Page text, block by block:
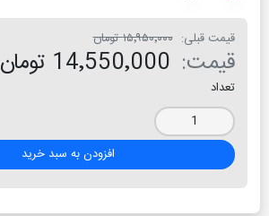
قیمت قبلی: ۱۵٬۹۵۰٬۰۰۰ تومان
قیمت: 14٬550٬000 تومان
تعداد
افزودن به سبد خرید